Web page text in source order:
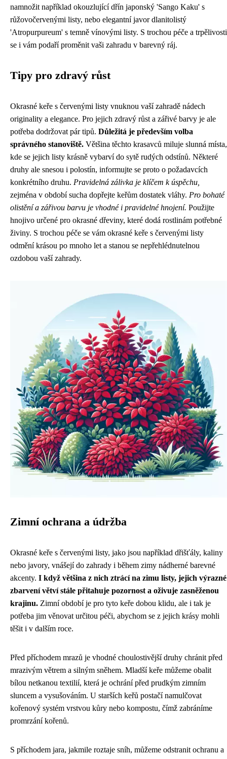
namnožit například okouzlující dřín japonský 'Sango Kaku' s
růžovočervenými listy, nebo elegantní javor dlanitolistý
'Atropurpureum' s temně vínovými listy. S trochou péče a trpělivosti
se i vám podaří proměnit vaši zahradu v barevný ráj.
Tipy pro zdravý růst
Okrasné keře s červenými listy vnuknou vaší zahradě nádech
originality a elegance. Pro jejich zdravý růst a zářivé barvy je ale
potřeba dodržovat pár tipů. Důležitá je především volba
správného stanoviště. Většina těchto krasavců miluje slunná místa,
kde se jejich listy krásně vybarví do sytě rudých odstínů. Některé
druhy ale snesou i polostín, informujte se proto o požadavcích
konkrétního druhu. Pravidelná zálivka je klíčem k úspěchu,
zejména v období sucha dopřejte keřům dostatek vláhy. Pro bohaté
olistění a zářivou barvu je vhodné i pravidelné hnojení. Použijte
hnojivo určené pro okrasné dřeviny, které dodá rostlinám potřebné
živiny. S trochou péče se vám okrasné keře s červenými listy
odmění krásou po mnoho let a stanou se nepřehlédnutelnou
ozdobou vaší zahrady.
Zimní ochrana a údržba
Okrasné keře s červenými listy, jako jsou například dřišťály, kaliny
nebo javory, vnášejí do zahrady i během zimy nádherné barevné
akcenty. I když většina z nich ztrácí na zimu listy, jejich výrazné
zbarvení větví stále přitahuje pozornost a oživuje zasněženou
krajinu. Zimní období je pro tyto keře dobou klidu, ale i tak je
potřeba jim věnovat určitou péči, abychom se z jejich krásy mohli
těšit i v dalším roce.
Před příchodem mrazů je vhodné choulostivější druhy chránit před
mrazivým větrem a silným sněhem. Mladší keře můžeme obalit
bílou netkanou textilií, která je ochrání před prudkým zimním
sluncem a vysušováním. U starších keřů postačí namulčovat
kořenový systém vrstvou kůry nebo kompostu, čímž zabráníme
promrzání kořenů.
S příchodem jara, jakmile roztaje sníh, můžeme odstranit ochranu a